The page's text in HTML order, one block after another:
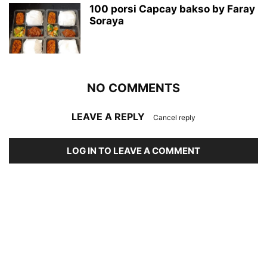
100 porsi Capcay bakso by Faray
Soraya
NO COMMENTS
LEAVE A REPLY Cancel reply
LOG IN TO LEAVE A COMMENT